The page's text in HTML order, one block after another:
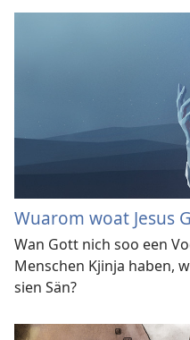
Wuarom woat Jesus
Wan Gott nich soo een
Menschen Kjinja haben,
sien Sän?